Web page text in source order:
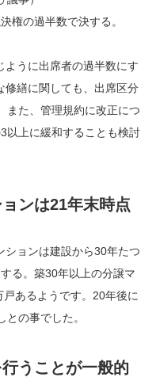
権の過半数で決する。
ように出席者の過半数にす
修繕に関しても、出席区分
また、管理規約に改正につ
以上に緩和することも検討
ンは21年末時点
ションは建設から30年たつ
る。築30年以上の分譲マ
あるようです。20年後に
の事でした。
うことが一般的